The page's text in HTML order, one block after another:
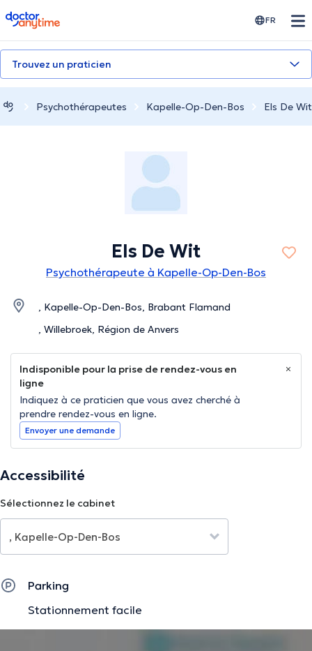
doctoranytime FR
Trouvez un praticien
Psychothérapeutes Kapelle-Op-Den-Bos Els De Wit
Els De Wit
Psychothérapeute à Kapelle-Op-Den-Bos
, Kapelle-Op-Den-Bos, Brabant Flamand
, Willebroek, Région de Anvers
Indisponible pour la prise de rendez-vous en
ligne
Indiquez à ce praticien que vous avez cherché à
prendre rendez-vous en ligne.
Envoyer une demande
Accessibilité
Sélectionnez le cabinet
Parking
Stationnement facile